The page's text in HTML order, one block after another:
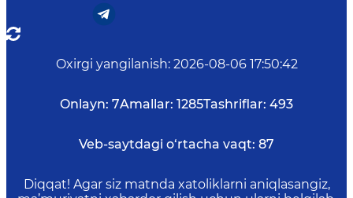
Oxirgi yangilanish: 2026-08-06 17:50:42
Onlayn: 7Amallar: 1285Tashriflar: 493
Veb-saytdagi o‘rtacha vaqt: 87
Diqqat! Agar siz matnda xatoliklarni aniqlasangiz,